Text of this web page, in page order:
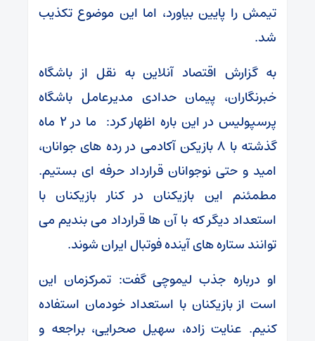
تیمش را پایین بیاورد، اما این موضوع تکذیب
شد.
به گزارش اقتصاد آنلاین به نقل از باشگاه
خبرنگاران، پیمان حدادی مدیرعامل باشگاه
پرسپولیس در این باره اظهار کرد: ما در ۲ ماه
گذشته با ۸ بازیکن آکادمی در رده های جوانان،
امید و حتی نوجوانان قرارداد حرفه ای بستیم.
مطمئنم این بازیکنان در کنار بازیکنان با
استعداد دیگر که با آن ها قرارداد می بندیم می
توانند ستاره های آینده فوتبال ایران شوند.
او درباره جذب لیموچی گفت: تمرکزمان این
است از بازیکنان با استعداد خودمان استفاده
کنیم. عنایت زاده، سهیل صحرایی، براجعه و